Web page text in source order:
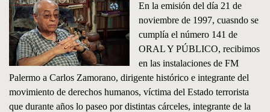
En la emisión del día 21 de
noviembre de 1997, cuasndo se
cumplía el número 141 de
ORAL Y PÚBLICO, recibimos
en las instalaciones de FM
Palermo a Carlos Zamorano, dirigente histórico e integrante del
movimiento de derechos humanos, víctima del Estado terrorista
que durante años lo paseo por distintas cárceles, integrante de la